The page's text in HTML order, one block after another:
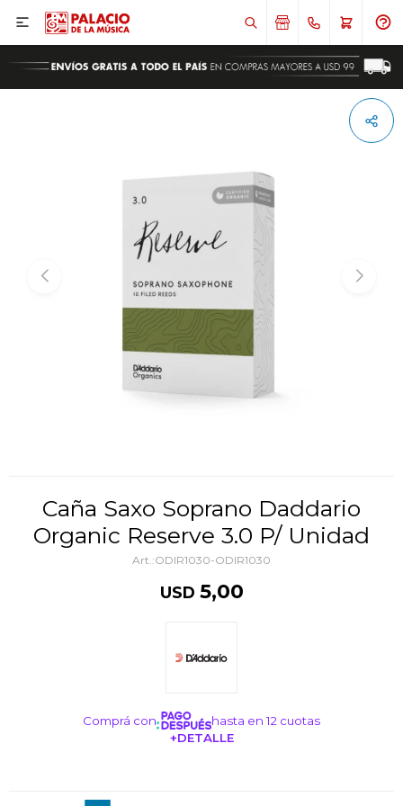

Caña Saxo Soprano Daddario
Organic Reserve 3.0 P/ Unidad
ODIR1030-ODIR1030
USD 5,00
Comprá con
hasta en 12 cuotas
+DETALLE